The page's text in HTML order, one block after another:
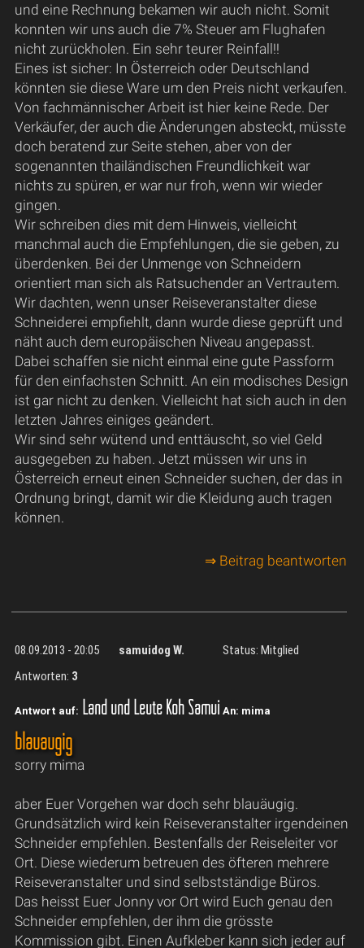
und eine Rechnung bekamen wir auch nicht. Somit
konnten wir uns auch die 7% Steuer am Flughafen
nicht zurückholen. Ein sehr teurer Reinfall!!
Eines ist sicher: In Österreich oder Deutschland
könnten sie diese Ware um den Preis nicht verkaufen.
Von fachmännischer Arbeit ist hier keine Rede. Der
Verkäufer, der auch die Änderungen absteckt, müsste
doch beratend zur Seite stehen, aber von der
sogenannten thailändischen Freundlichkeit war
nichts zu spüren, er war nur froh, wenn wir wieder
gingen.
Wir schreiben dies mit dem Hinweis, vielleicht
manchmal auch die Empfehlungen, die sie geben, zu
überdenken. Bei der Unmenge von Schneidern
orientiert man sich als Ratsuchender an Vertrautem.
Wir dachten, wenn unser Reiseveranstalter diese
Schneiderei empfiehlt, dann wurde diese geprüft und
näht auch dem europäischen Niveau angepasst.
Dabei schaffen sie nicht einmal eine gute Passform
für den einfachsten Schnitt. An ein modisches Design
ist gar nicht zu denken. Vielleicht hat sich auch in den
letzten Jahres einiges geändert.
Wir sind sehr wütend und enttäuscht, so viel Geld
ausgegeben zu haben. Jetzt müssen wir uns in
Österreich erneut einen Schneider suchen, der das in
Ordnung bringt, damit wir die Kleidung auch tragen
können.
⇒ Beitrag beantworten
08.09.2013 - 20:05 samuidog W.
Status: Mitglied
Antworten: 3
Antwort auf: Land und Leute Koh Samui An: mima
blauäugig
sorry mima
aber Euer Vorgehen war doch sehr blauäugig.
Grundsätzlich wird kein Reiseveranstalter irgendeinen
Schneider empfehlen. Bestenfalls der Reiseleiter vor
Ort. Diese wiederum betreuen des öfteren mehrere
Reiseveranstalter und sind selbstständige Büros.
Das heisst Euer Jonny vor Ort wird Euch genau den
Schneider empfehlen, der ihm die grösste
Kommission gibt. Einen Aufkleber kann sich jeder auf